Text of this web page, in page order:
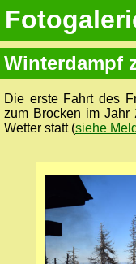
Winterdampf
Die erste Fahrt des
zum Brocken im Jahr
Wetter statt (siehe